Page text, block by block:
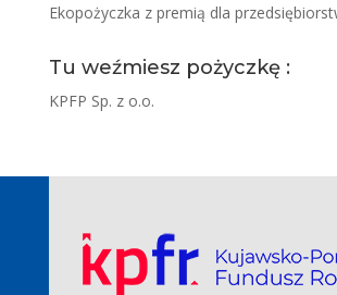
Ekopożyczka z premią dla
Tu weźmiesz pożyczkę :
KPFP Sp. z o.o.